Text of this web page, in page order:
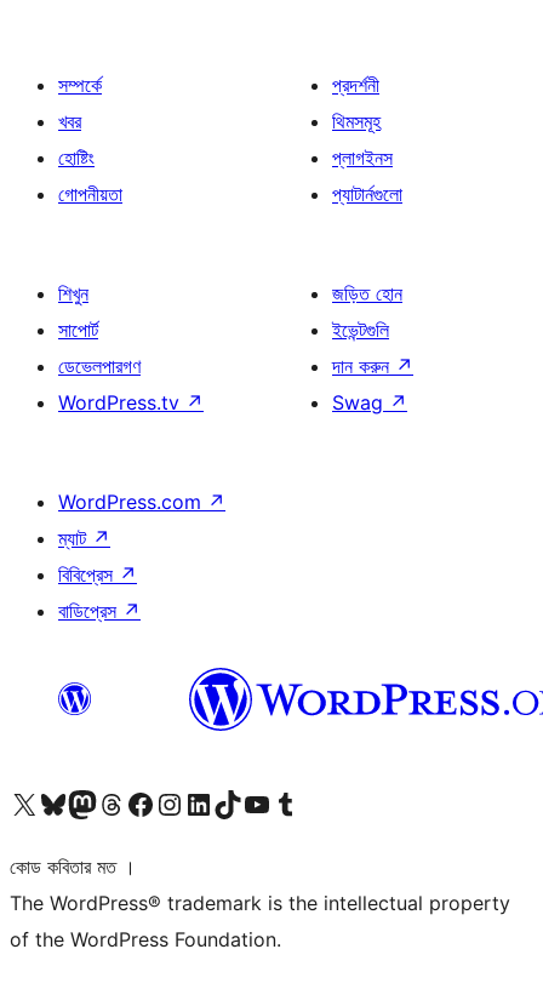
সম্পর্কে
খবর
হোষ্টিং
গোপনীয়তা
প্রদর্শনী
থিমসমূহ
প্লাগইনস
প্যাটার্নগুলো
শিখুন
সাপোর্ট
ডেভেলপারগণ
WordPress.tv ↗
জড়িত হোন
ইভেন্টগুলি
দান করুন ↗
Swag ↗
WordPress.com ↗
ম্যাট ↗
বিবিপ্রেস ↗
বাডিপ্রেস ↗
আমাদের X (আগের টুইটার) অ্যাকাউন্টে যানআমাদের Bluesky অ্যাকাউন্টটি দেখুনআমাদের মাস্টোডন অ্যাকাউন্টটি দেখুনআমাদের থ্রেডস অ্যাকাউন্টটি দেখুনআমাদের ফেসবুক পেজ দেখুনআমাদের ইন্সটাগ্রাম অ্যাকাউন্ট দেখুনআমাদের লিঙ্কডইন অ্যাকাউন্টে যানআমাদের TikTok অ্যাকাউন্টটি দেখুনআমাদের ইউটিউব চ্যানেলে যান আমাদের টাম্বলার অ্যাকাউন্ট দেখুন
কোড কবিতার মত ।
The WordPress® trademark is the intellectual property
of the WordPress Foundation.